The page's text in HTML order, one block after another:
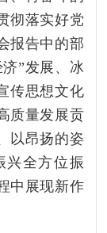
彻落实好党
报告中的部
”发展、冰
传思想文化
质量发展贡
以昂扬的姿
兴全方位振
中展现新作